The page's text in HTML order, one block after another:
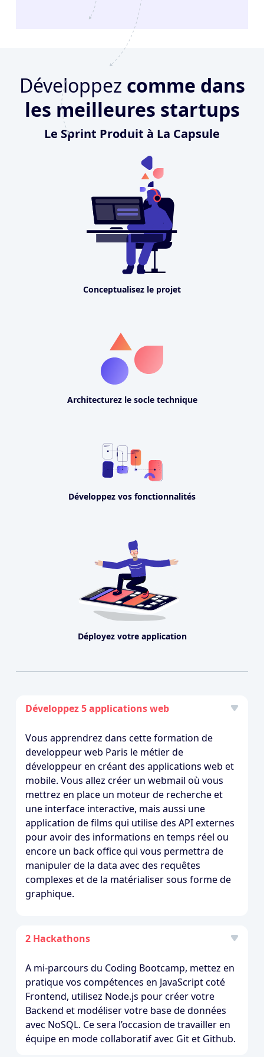
Développez comme dans
les meilleures startups
Le Sprint Produit à La Capsule
Conceptualisez le projet
Architecturez le socle technique
Développez vos fonctionnalités
Déployez votre application
Développez 5 applications web
Vous apprendrez dans cette formation de
developpeur web Paris le métier de
développeur en créant des applications web et
mobile. Vous allez créer un webmail où vous
mettrez en place un moteur de recherche et
une interface interactive, mais aussi une
application de films qui utilise des API externes
pour avoir des informations en temps réel ou
encore un back office qui vous permettra de
manipuler de la data avec des requêtes
complexes et de la matérialiser sous forme de
graphique.
2 Hackathons
A mi-parcours du Coding Bootcamp, mettez en
pratique vos compétences en JavaScript coté
Frontend, utilisez Node.js pour créer votre
Backend et modéliser votre base de données
avec NoSQL. Ce sera l’occasion de travailler en
équipe en mode collaboratif avec Git et Github.